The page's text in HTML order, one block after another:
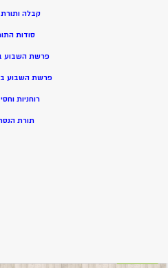
קבלה
סודות
פרשת השבוע
פרשת השבוע
רוחניות
תורת